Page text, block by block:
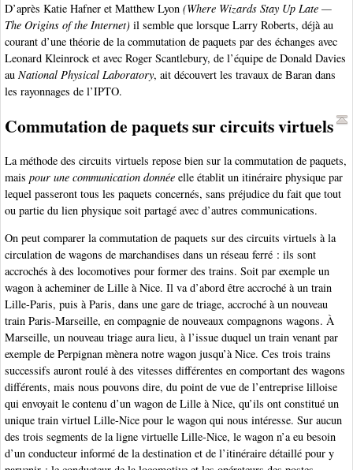
D’après Katie Hafner et Matthew Lyon (Where Wizards Stay Up Late —
The Origins of the Internet) il semble que lorsque Larry Roberts, déjà au
courant d’une théorie de la commutation de paquets par des échanges avec
Leonard Kleinrock et avec Roger Scantlebury, de l’équipe de Donald Davies
au National Physical Laboratory, ait découvert les travaux de Baran dans
les rayonnages de l’IPTO.
Commutation de paquets sur circuits virtuels
La méthode des circuits virtuels repose bien sur la commutation de paquets,
mais pour une communication donnée elle établit un itinéraire physique par
lequel passeront tous les paquets concernés, sans préjudice du fait que tout
ou partie du lien physique soit partagé avec d’autres communications.
On peut comparer la commutation de paquets sur des circuits virtuels à la
circulation de wagons de marchandises dans un réseau ferré : ils sont
accrochés à des locomotives pour former des trains. Soit par exemple un
wagon à acheminer de Lille à Nice. Il va d’abord être accroché à un train
Lille-Paris, puis à Paris, dans une gare de triage, accroché à un nouveau
train Paris-Marseille, en compagnie de nouveaux compagnons wagons. À
Marseille, un nouveau triage aura lieu, à l’issue duquel un train venant par
exemple de Perpignan mènera notre wagon jusqu’à Nice. Ces trois trains
successifs auront roulé à des vitesses différentes en comportant des wagons
différents, mais nous pouvons dire, du point de vue de l’entreprise lilloise
qui envoyait le contenu d’un wagon de Lille à Nice, qu’ils ont constitué un
unique train virtuel Lille-Nice pour le wagon qui nous intéresse. Sur aucun
des trois segments de la ligne virtuelle Lille-Nice, le wagon n’a eu besoin
d’un conducteur informé de la destination et de l’itinéraire détaillé pour y